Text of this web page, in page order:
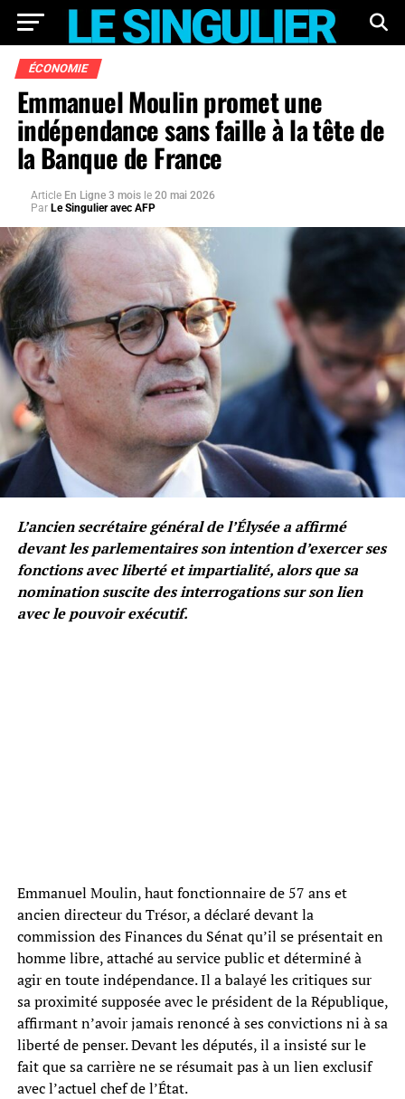
ÉCONOMIE
Emmanuel Moulin promet une
indépendance sans faille à la tête de
la Banque de France
Article En Ligne 3 mois le 20 mai 2026
Par Le Singulier avec AFP
L’ancien secrétaire général de l’Élysée a affirmé
devant les parlementaires son intention d’exercer ses
fonctions avec liberté et impartialité, alors que sa
nomination suscite des interrogations sur son lien
avec le pouvoir exécutif.
Emmanuel Moulin, haut fonctionnaire de 57 ans et
ancien directeur du Trésor, a déclaré devant la
commission des Finances du Sénat qu’il se présentait en
homme libre, attaché au service public et déterminé à
agir en toute indépendance. Il a balayé les critiques sur
sa proximité supposée avec le président de la République,
affirmant n’avoir jamais renoncé à ses convictions ni à sa
liberté de penser. Devant les députés, il a insisté sur le
fait que sa carrière ne se résumait pas à un lien exclusif
avec l’actuel chef de l’État.